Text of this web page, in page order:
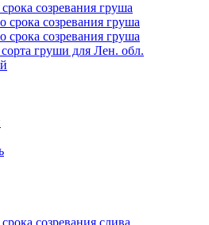
созревания груша
срока созревания груша
срока созревания груша
груши для Лен. обл.
созревания слива